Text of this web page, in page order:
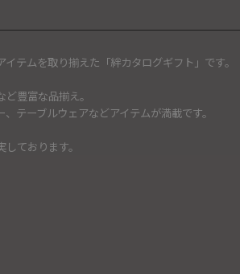
テムを取り揃えた「絆カタログギフト」です。
豊富な品揃え。
テーブルウェアなどアイテムが満載です。
ております。